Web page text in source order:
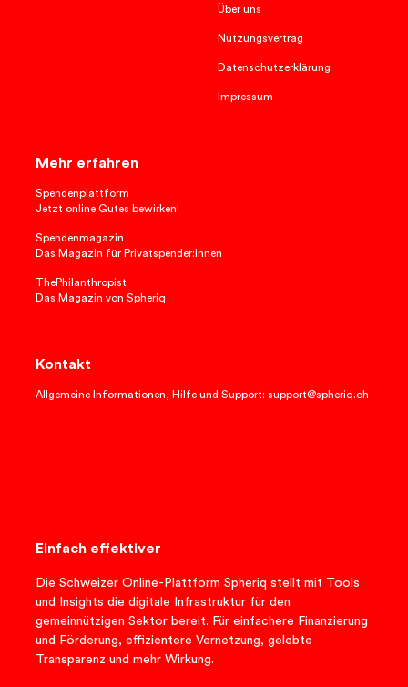
Über uns
Nutzungsvertrag
Datenschutzerklärung
Impressum
Mehr erfahren
Spendenplattform
Jetzt online Gutes bewirken!
Spendenmagazin
Das Magazin für Privatspender:innen
ThePhilanthropist
Das Magazin von Spheriq
Kontakt
Allgemeine Informationen, Hilfe und Support: support@spheriq.ch
Einfach effektiver
Die Schweizer Online-Plattform Spheriq stellt mit Tools
und Insights die digitale Infrastruktur für den
gemeinnützigen Sektor bereit. Für einfachere Finanzierung
und Förderung, effizientere Vernetzung, gelebte
Transparenz und mehr Wirkung.